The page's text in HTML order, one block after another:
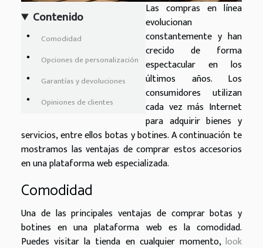
Contenido
Comodidad
Opciones de personalización
Garantías y devoluciones
Opiniones de clientes
Las compras en línea
evolucionan
constantemente y han
crecido de forma
espectacular en los
últimos años. Los
consumidores utilizan
cada vez más Internet
para adquirir bienes y
servicios, entre ellos botas y botines. A continuación te
mostramos las ventajas de comprar estos accesorios
en una plataforma web especializada.
Comodidad
Una de las principales ventajas de comprar botas y
botines en una plataforma web es la comodidad.
Puedes visitar la tienda en cualquier momento, look